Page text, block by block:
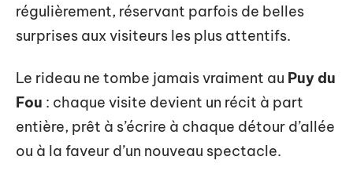
régulièrement, réservant parfois de belles
surprises aux visiteurs les plus attentifs.
Le rideau ne tombe jamais vraiment au Puy du
Fou : chaque visite devient un récit à part
entière, prêt à s’écrire à chaque détour d’allée
ou à la faveur d’un nouveau spectacle.